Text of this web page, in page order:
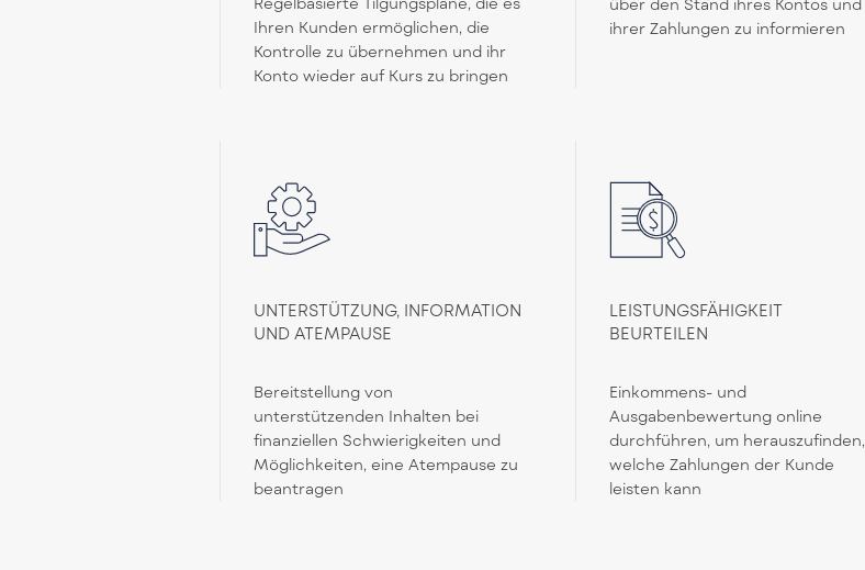
Ihren Kunden ermöglichen, die
Kontrolle zu übernehmen und ihr
Konto wieder auf Kurs zu bringen
über den Stand ihres Kontos und
ihrer Zahlungen zu informieren
UNTERSTÜTZUNG, INFORMATION
UND ATEMPAUSE
Bereitstellung von
unterstützenden Inhalten bei
finanziellen Schwierigkeiten und
Möglichkeiten, eine Atempause zu
beantragen
LEISTUNGSFÄHIGKEIT
BEURTEILEN
Einkommens- und
Ausgabenbewertung online
durchführen, um herauszufinden,
welche Zahlungen der Kunde
leisten kann